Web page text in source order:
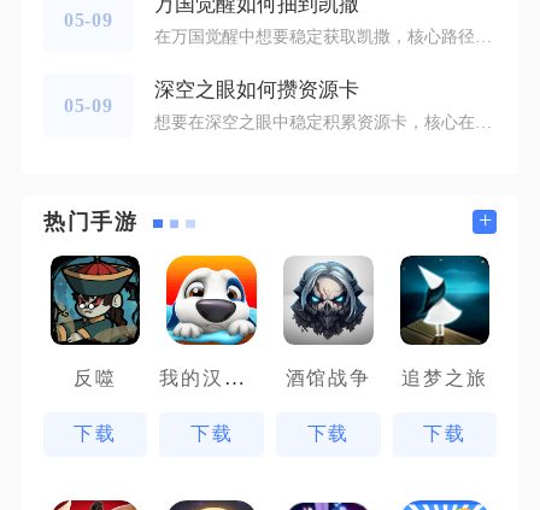
05-09
05-09
深空之眼如何攒资源卡
热门手游 +
反噬
下载
我的汉克狗
下载
酒馆战争
下载
追梦之旅
下载